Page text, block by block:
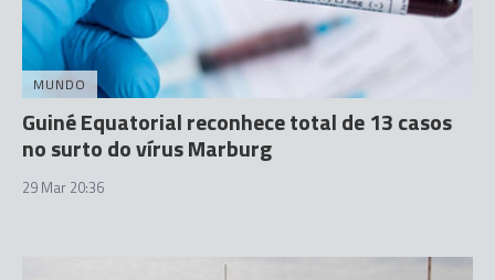
MUNDO
Guiné Equatorial reconhece total de 13 casos
no surto do vírus Marburg
29 Mar 20:36